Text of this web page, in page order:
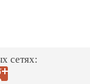
сетях: